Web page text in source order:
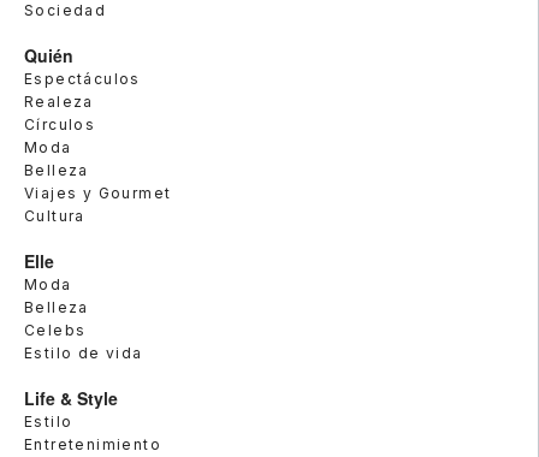
Sociedad
Quién
Espectáculos
Realeza
Círculos
Moda
Belleza
Viajes y Gourmet
Cultura
Elle
Moda
Belleza
Celebs
Estilo de vida
Life & Style
Estilo
Entretenimiento